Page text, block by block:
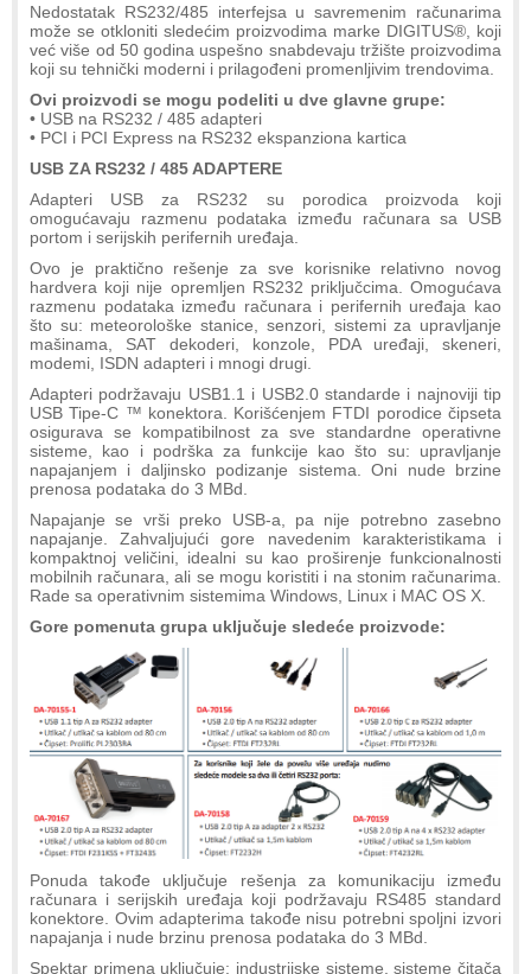
Nedostatak RS232/485 interfejsa u savremenim računarima
može se otkloniti sledećim proizvodima marke DIGITUS®, koji
već više od 50 godina uspešno snabdevaju tržište proizvodima
koji su tehnički moderni i prilagođeni promenljivim trendovima.
Ovi proizvodi se mogu podeliti u dve glavne grupe:
• USB na RS232 / 485 adapteri
• PCI i PCI Express na RS232 ekspanziona kartica
USB ZA RS232 / 485 ADAPTERE
Adapteri USB za RS232 su porodica proizvoda koji
omogućavaju razmenu podataka između računara sa USB
portom i serijskih perifernih uređaja.
Ovo je praktično rešenje za sve korisnike relativno novog
hardvera koji nije opremljen RS232 priključcima. Omogućava
razmenu podataka između računara i perifernih uređaja kao
što su: meteorološke stanice, senzori, sistemi za upravljanje
mašinama, SAT dekoderi, konzole, PDA uređaji, skeneri,
modemi, ISDN adapteri i mnogi drugi.
Adapteri podržavaju USB1.1 i USB2.0 standarde i najnoviji tip
USB Tipe-C ™ konektora. Korišćenjem FTDI porodice čipseta
osigurava se kompatibilnost za sve standardne operativne
sisteme, kao i podrška za funkcije kao što su: upravljanje
napajanjem i daljinsko podizanje sistema. Oni nude brzine
prenosa podataka do 3 MBd.
Napajanje se vrši preko USB-a, pa nije potrebno zasebno
napajanje. Zahvaljujući gore navedenim karakteristikama i
kompaktnoj veličini, idealni su kao proširenje funkcionalnosti
mobilnih računara, ali se mogu koristiti i na stonim računarima.
Rade sa operativnim sistemima Windows, Linux i MAC OS X.
Gore pomenuta grupa uključuje sledeće proizvode:
Ponuda takođe uključuje rešenja za komunikaciju između
računara i serijskih uređaja koji podržavaju RS485 standard
konektore. Ovim adapterima takođe nisu potrebni spoljni izvori
napajanja i nude brzinu prenosa podataka do 3 MBd.
Spektar primena uključuje: industrijske sisteme, sisteme čitača